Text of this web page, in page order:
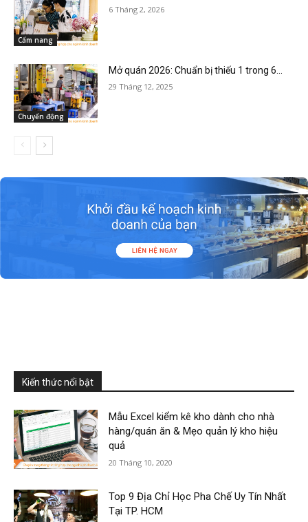
Cẩm nang
6 Tháng 2, 2026
Chuyển động
Mở quán 2026: Chuẩn bị thiếu 1 trong 6...
29 Tháng 12, 2025
Kiến thức nổi bật
Mẫu Excel kiểm kê kho dành cho nhà
hàng/quán ăn & Mẹo quản lý kho hiệu
quả
20 Tháng 10, 2020
Top 9 Địa Chỉ Học Pha Chế Uy Tín Nhất
Tại TP. HCM